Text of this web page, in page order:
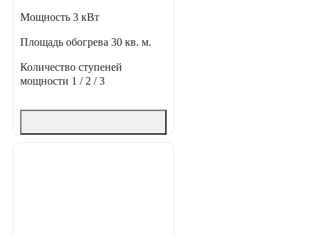
Мощность 3 кВт
Площадь обогрева 30 кв. м.
Количество ступеней
мощности 1 / 2 / 3